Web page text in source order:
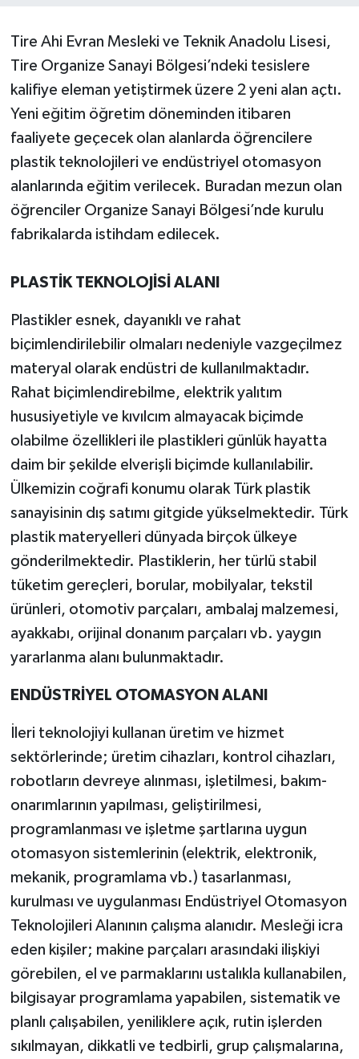
Tire Ahi Evran Mesleki ve Teknik Anadolu Lisesi,
Tire Organize Sanayi Bölgesi’ndeki tesislere
kalifiye eleman yetiştirmek üzere 2 yeni alan açtı.
Yeni eğitim öğretim döneminden itibaren
faaliyete geçecek olan alanlarda öğrencilere
plastik teknolojileri ve endüstriyel otomasyon
alanlarında eğitim verilecek. Buradan mezun olan
öğrenciler Organize Sanayi Bölgesi’nde kurulu
fabrikalarda istihdam edilecek.
PLASTİK TEKNOLOJİSİ ALANI
Plastikler esnek, dayanıklı ve rahat
biçimlendirilebilir olmaları nedeniyle vazgeçilmez
materyal olarak endüstri de kullanılmaktadır.
Rahat biçimlendirebilme, elektrik yalıtım
hususiyetiyle ve kıvılcım almayacak biçimde
olabilme özellikleri ile plastikleri günlük hayatta
daim bir şekilde elverişli biçimde kullanılabilir.
Ülkemizin coğrafi konumu olarak Türk plastik
sanayisinin dış satımı gitgide yükselmektedir. Türk
plastik materyelleri dünyada birçok ülkeye
gönderilmektedir. Plastiklerin, her türlü stabil
tüketim gereçleri, borular, mobilyalar, tekstil
ürünleri, otomotiv parçaları, ambalaj malzemesi,
ayakkabı, orijinal donanım parçaları vb. yaygın
yararlanma alanı bulunmaktadır.
ENDÜSTRİYEL OTOMASYON ALANI
İleri teknolojiyi kullanan üretim ve hizmet
sektörlerinde; üretim cihazları, kontrol cihazları,
robotların devreye alınması, işletilmesi, bakım-
onarımlarının yapılması, geliştirilmesi,
programlanması ve işletme şartlarına uygun
otomasyon sistemlerinin (elektrik, elektronik,
mekanik, programlama vb.) tasarlanması,
kurulması ve uygulanması Endüstriyel Otomasyon
Teknolojileri Alanının çalışma alanıdır. Mesleği icra
eden kişiler; makine parçaları arasındaki ilişkiyi
görebilen, el ve parmaklarını ustalıkla kullanabilen,
bilgisayar programlama yapabilen, sistematik ve
planlı çalışabilen, yeniliklere açık, rutin işlerden
sıkılmayan, dikkatli ve tedbirli, grup çalışmalarına,